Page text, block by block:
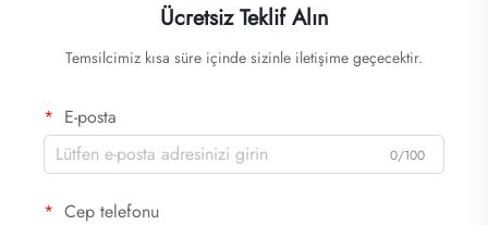
Ücretsiz Teklif Alın
Temsilcimiz kısa süre içinde sizinle iletişime geçecektir.
E-posta
0/100
Cep telefonu